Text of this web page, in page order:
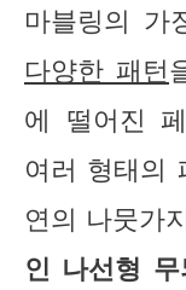
마블링의 가
다양한 패턴
에 떨어진
여러 형태의
연의 나뭇가
인 나선형 무